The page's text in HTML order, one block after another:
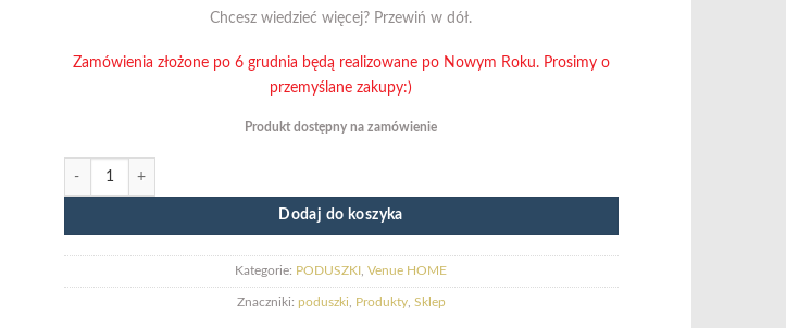
Chcesz wiedzieć więcej? Przewiń w dół.
Zamówienia złożone po 6 grudnia będą realizowane po Nowym Roku. Prosimy o
przemyślane zakupy:)
Produkt dostępny na zamówienie
ilość ZESTAW PODUSZEK WELUROWYCH (3 sztuki) Kremowa elegancja
Dodaj do koszyka
Kategorie: PODUSZKI Venue HOME
Znaczniki: poduszki Produkty, Sklep